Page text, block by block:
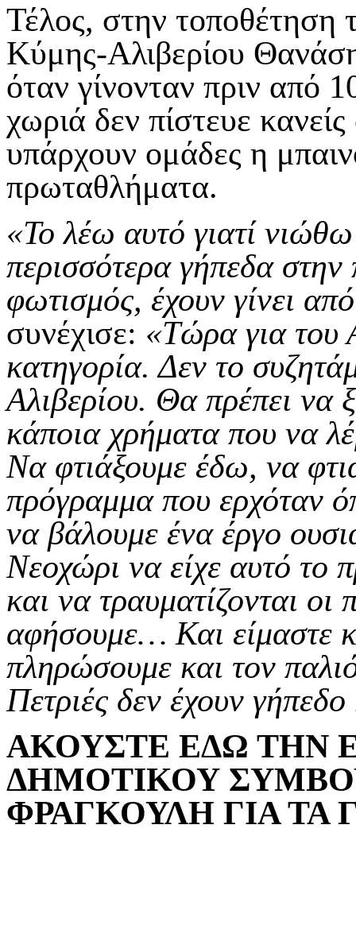
Τέλος, στην τοποθέτηση
Κύμης-Αλιβερίου
όταν γίνονταν πριν από
χωριά δεν πίστευε
υπάρχουν ομάδες η
πρωταθλήματα.
«Το λέω αυτό γιατί νιώθω
περισσότερα γήπεδα στην
φωτισμός, έχουν γίνει
συνέχισε: «Τώρα για του
κατηγορία. Δεν το
Αλιβερίου. Θα πρέπει να
κάποια χρήματα που να
Να φτιάξουμε έδω, να
πρόγραμμα που
να βάλουμε ένα έργο
Νεοχώρι να είχε αυτό το
και να τραυματίζονται
αφήσουμε… Και είμαστε
πληρώσουμε και τον
Πετριές δεν έχουν
ΑΚΟΥΣΤΕ ΕΔΩ ΤΗΝ
ΔΗΜΟΤΙΚΟΥ
ΦΡΑΓΚΟΥΛΗ ΓΙΑ ΤΑ